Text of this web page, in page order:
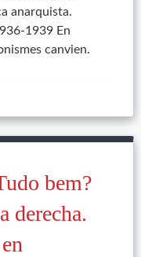
anarquista.
1939 En
canvien.
bem?
derecha.